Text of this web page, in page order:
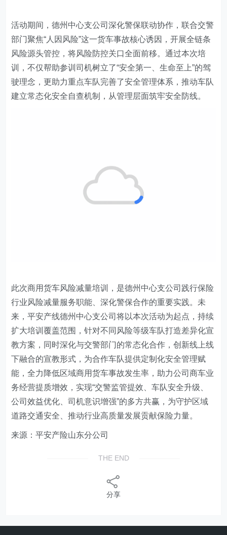
活动期间，德州中心支公司深化警保联动协作，联合交警
部门聚焦“人因风险”这一货车事故核心诱因，开展全链条
风险源头管控，将风险防控关口全面前移。通过本次培
训，不仅帮助参训司机树立了“安全第一、生命至上”的驾
驶理念，更助力重点车队完善了安全管理体系，推动车队
建立常态化安全自查机制，从管理层面筑牢安全防线。
此次商用货车风险减量培训，是德州中心支公司 践行保险
行业风险减量服务职能、深化警保合作的重要实践。未
来，平安产线德州中心支公司将以本次活动为起点，持续
扩大培训覆盖范围，针对不同风险等级车队打造差异化宣
教方案，同时深化与交警部门的常态化合作，创新线上线
下融合的宣教形式，为合作车队提供定制化安全管理赋
能，全力降低区域商用货车事故发生率，助力公司商车业
务经营提质增效，实现“交警监管提效、车队安全升级、
公司效益优化、司机意识增强”的多方共赢，为守护区域
道路交通安全、推动行业高质量发展贡献保险力量。
来源：平安产险山东分公司
THE END
分享